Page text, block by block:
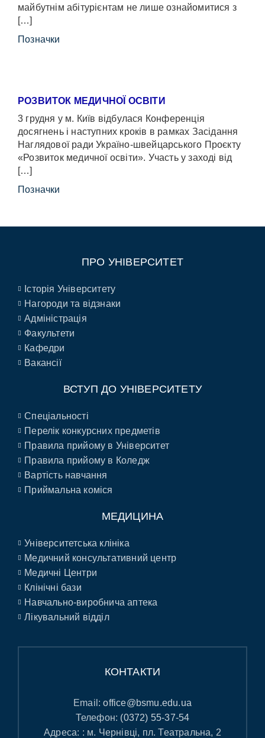
майбутнім абітурієнтам не лише ознайомитися з
[…]
Позначки
РОЗВИТОК МЕДИЧНОЇ ОСВІТИ
3 грудня у м. Київ відбулася Конференція
досягнень і наступних кроків в рамках Засідання
Наглядової ради Україно-швейцарського Проєкту
«Розвиток медичної освіти». Участь у заході від
[…]
Позначки
ПРО УНІВЕРСИТЕТ
Історія Університету
Нагороди та відзнаки
Адміністрація
Факультети
Кафедри
Вакансії
ВСТУП ДО УНІВЕРСИТЕТУ
Спеціальності
Перелік конкурсних предметів
Правила прийому в Університет
Правила прийому в Коледж
Вартість навчання
Приймальна коміся
МЕДИЦИНА
Університетська клініка
Медичний консультативний центр
Медичні Центри
Клінічні бази
Навчально-виробнича аптека
Лікувальний відділ
КОНТАКТИ
Email:office@bsmu.edu.ua
Телефон: (0372) 55-37-54
Адреса: : м. Чернівці, пл. Театральна, 2